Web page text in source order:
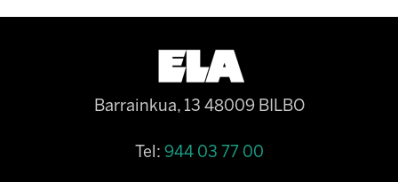
Barrainkua, 13 48009 BILBO
Tel: 944 03 77 00